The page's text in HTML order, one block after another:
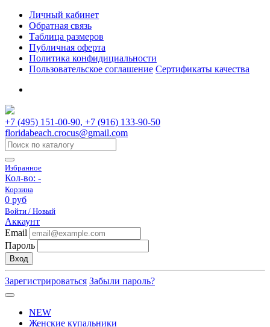
Личный кабинет
Обратная связь
Таблица размеров
Публичная оферта
Политика конфидициальности
Пользовательское соглашение Сертификаты качества
+7 (495) 151-00-90, +7 (916) 133-90-50
floridabeach.crocus@gmail.com
Избранное
Кол-во: -
Корзина
0 руб
Войти / Новый
Аккаунт
Email
Пароль
Вход
Зарегистрироваться Забыли пароль?
NEW
Женские купальники